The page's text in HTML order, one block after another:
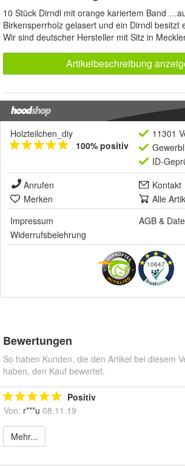
10 Stück Dirndl mit orange kariertem Band
Birkensperrholz gelasert und ein Dirndl besitzt
Wir sind deutscher Hersteller mit Sitz in
Artikelbeschreibung
Holzteilchen_diy
100% positiv
11301
ID-
Anrufen
Kontakt
Merken
Alle
Impressum
AGB &
Widerrufsbelehrung
10647
Bewertungen
So haben Kunden, die den Artikel bei diesem
haben, den Kauf bewertet.
Positiv
Von: r***u 08.11.19
Mehr...